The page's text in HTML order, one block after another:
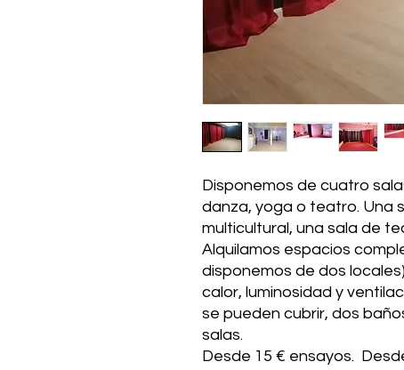
Disponemos de cuatro
danza, yoga o teatro. Una
multicultural, una sala de
Alquilamos espacios
disponemos de dos
calor, luminosidad y
se pueden cubrir, dos
salas.
Desde 15 € ensayos.